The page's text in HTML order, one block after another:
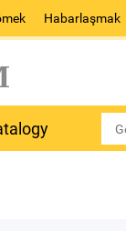
Habarlaşmak